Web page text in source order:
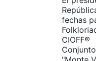
fechas
CIOFF®